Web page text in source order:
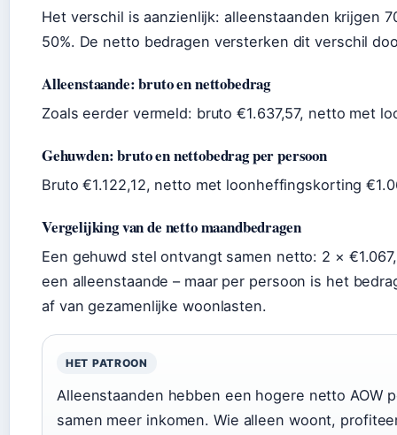
Het verschil is aanzienlijk: alleenstaanden krijgen
50%. De netto bedragen versterken dit verschil
Alleenstaande: bruto en nettobedrag
Zoals eerder vermeld: bruto €1.637,57, netto met
Gehuwden: bruto en nettobedrag per persoon
Bruto €1.122,12, netto met loonheffingskorting
Vergelijking van de netto maandbedragen
Een gehuwd stel ontvangt samen netto: 2 ×
een alleenstaande – maar per persoon is het
af van gezamenlijke woonlasten.
HET PATROON
Alleenstaanden hebben een hogere netto AOW
samen meer inkomen. Wie alleen woont,